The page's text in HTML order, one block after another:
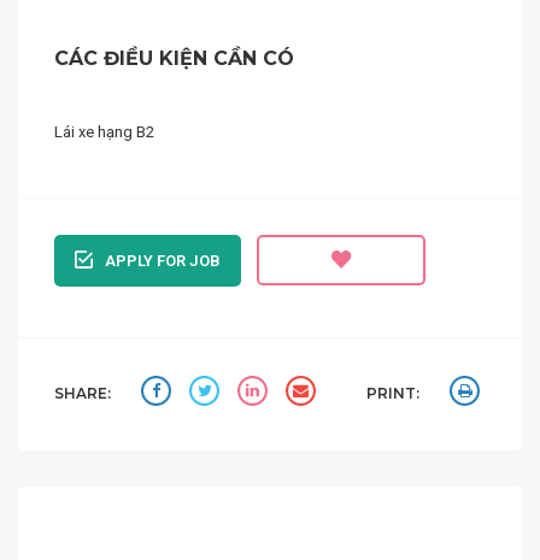
CÁC ĐIỀU KIỆN CẦN CÓ
Lái xe hạng B2
APPLY FOR JOB
SHARE: PRINT: